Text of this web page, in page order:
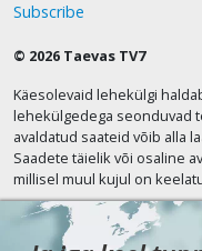
Subscribe
© 2026 Taevas TV7
Käesolevaid lehekülgi
lehekülgedega seonduvad
avaldatud saateid võib alla
Saadete täielik või osaline
millisel muul kujul on